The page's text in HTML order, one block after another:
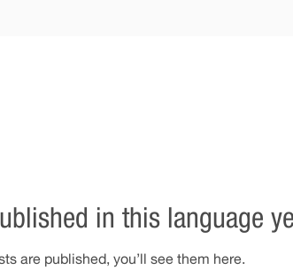
in this language
are published, you’ll see them here.